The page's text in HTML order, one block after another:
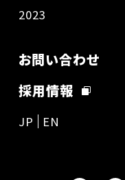
2023
お問い合わせ
採用情報
JP EN